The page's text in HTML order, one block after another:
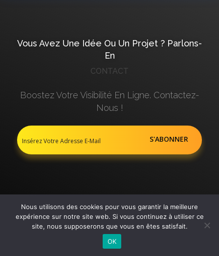
Vous Avez Une Idée Ou Un Projet ? Parlons-
En
CONTACT
Boostez Votre Visibilité En Ligne. Contactez-
Nous !
+33 6 63 67 50 55
info@pulna.com
5 rue coysevox, 75018 Paris – France
Nous utilisons des cookies pour vous garantir la meilleure
expérience sur notre site web. Si vous continuez à utiliser ce
site, nous supposerons que vous en êtes satisfait.
OK